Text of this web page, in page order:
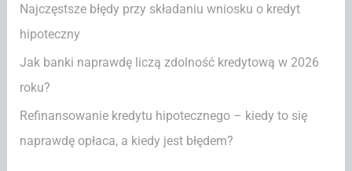
Najczęstsze błędy przy składaniu wniosku o kredyt
hipoteczny
Jak banki naprawdę liczą zdolność kredytową w 2026
roku?
Refinansowanie kredytu hipotecznego – kiedy to się
naprawdę opłaca, a kiedy jest błędem?